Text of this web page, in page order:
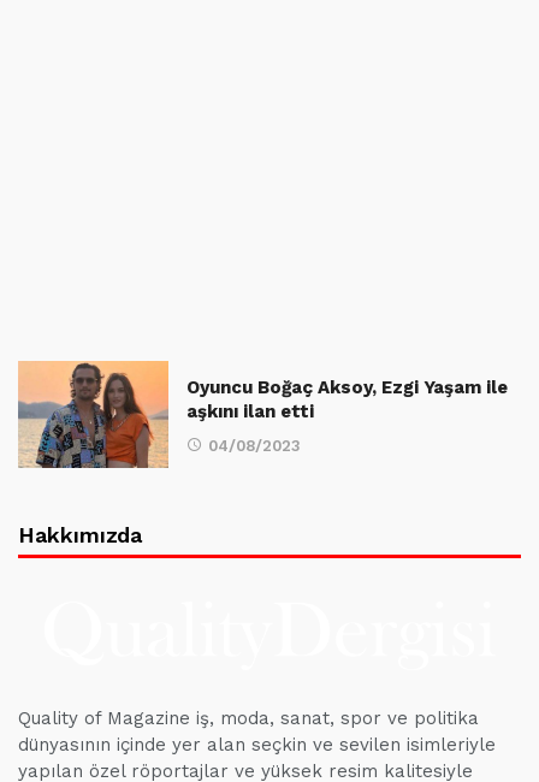
Oyuncu Boğaç Aksoy, Ezgi Yaşam ile
aşkını ilan etti
04/08/2023
Hakkımızda
Quality of Magazine iş, moda, sanat, spor ve politika
dünyasının içinde yer alan seçkin ve sevilen isimleriyle
yapılan özel röportajlar ve yüksek resim kalitesiyle